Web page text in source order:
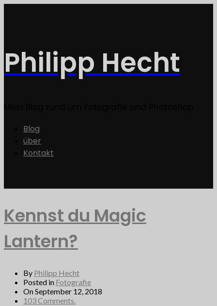
Philipp Hecht
Blog
über
Kontakt
Kennst du Magic
Lantern?
By Philipp Hecht
Posted in Fotografie
On September 12, 2018
103 Comments.